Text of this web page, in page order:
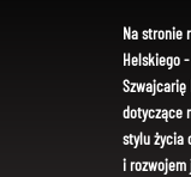
Na stronie
Helskiego
Szwajcarię
dotyczące
stylu życia
i rozwojem